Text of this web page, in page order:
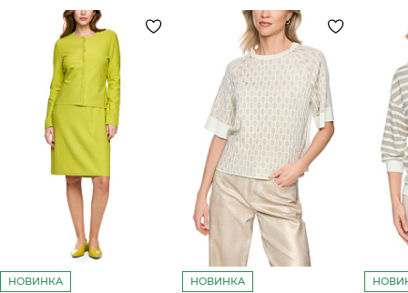
НОВИНКА НОВИНКА